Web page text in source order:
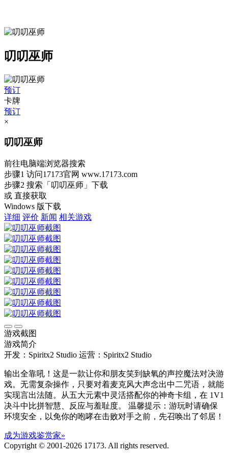
叨叨巫师
预订
卡牌
预订
×
叨叨巫师
前往电脑端浏览器搜索
步骤1 访问17173官网 www.17173.com
步骤2 搜索 「叨叨巫师」 下载
或 直接获取
Windows 版下载
详细 评价 新闻 相关游戏
游戏截图
游戏简介
开发：Spiritx2 Studio 运营：Spiritx2 Studio
输出全靠吼！这是一款让你和朋友笑到缺氧的声控魔法对决游
戏。无需复杂操作，只要对着麦克风大声念出中二咒语，就能
实现言出法随。从五大元素中灵活搭配你的神奇卡组，在 1V1
决斗中比拼智慧、反应与羞耻度。 温馨提示：游玩时请确保
环境安全，以免你的咆哮在击败对手之前，先召唤出了邻居！
成为游戏鉴赏家»
Copyright © 2001-2026 17173. All rights reserved.